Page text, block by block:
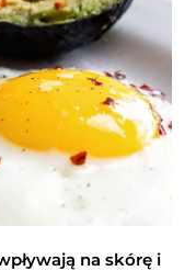
na skórę i